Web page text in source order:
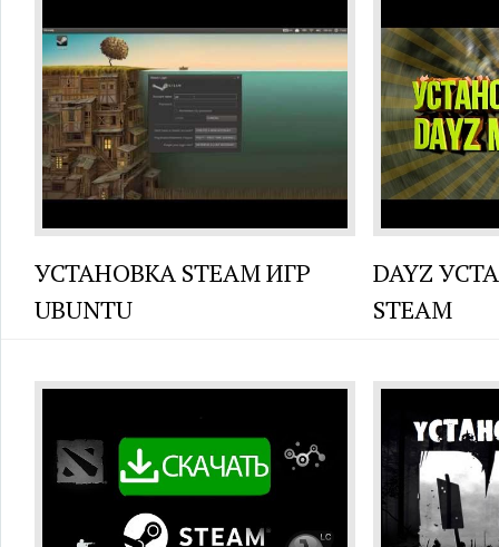
УСТАНОВКА STEAM ИГР
UBUNTU
DAYZ
STEAM